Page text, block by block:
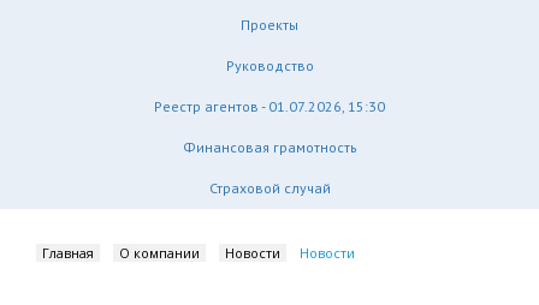
Проекты
Руководство
Реестр агентов - 01.07.2026, 15:30
Финансовая грамотность
Страховой случай
Главная О компании Новости Новости